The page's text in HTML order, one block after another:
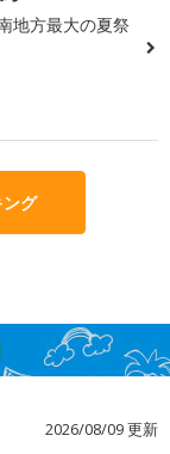
地方最大の夏祭
グ
2026/08/09 更新